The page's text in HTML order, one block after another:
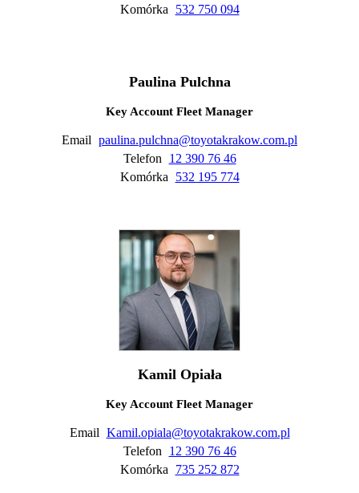
Komórka
532 750 094
Paulina Pulchna
Key Account Fleet Manager
Email paulina.pulchna@toyotakrakow.com.pl
Telefon
12 390 76 46
Komórka
532 195 774
Kamil Opiała
Key Account Fleet Manager
Email Kamil.opiala@toyotakrakow.com.pl
Telefon
12 390 76 46
Komórka
735 252 872